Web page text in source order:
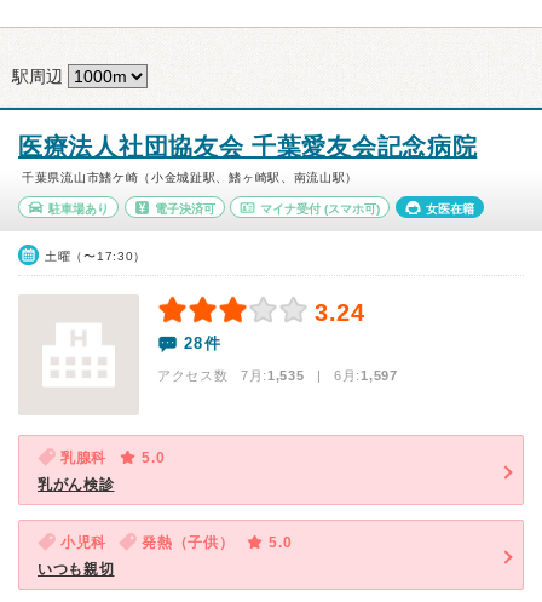
駅周辺
医療法人社団協友会 千葉愛友会記念病院
千葉県流山市鰭ケ崎（小金城趾駅、鰭ヶ崎駅、南流山駅）
駐車場あり 電子決済可 マイナ受付 (スマホ可) 女医在籍
土曜（〜17:30）
3.24
28件
アクセス数 7月:1,535 | 6月:1,597
乳腺科
5.0
乳がん検診
小児科 発熱（子供）
5.0
いつも親切